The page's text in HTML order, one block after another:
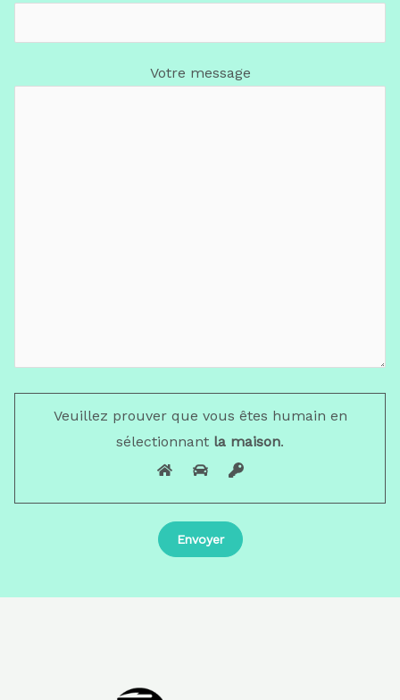
Votre message
Veuillez prouver que vous êtes humain en
sélectionnant la maison.